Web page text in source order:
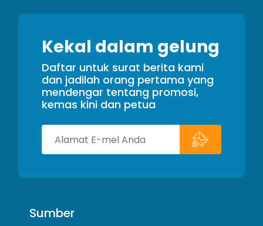
Kekal dalam gelung
Daftar untuk surat berita kami
dan jadilah orang pertama yang
mendengar tentang promosi,
kemas kini dan petua
Sumber